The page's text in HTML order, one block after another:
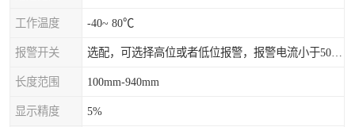
工作温度 -40~ 80℃
报警开关
长度范围 100mm-940mm
显示精度 5%